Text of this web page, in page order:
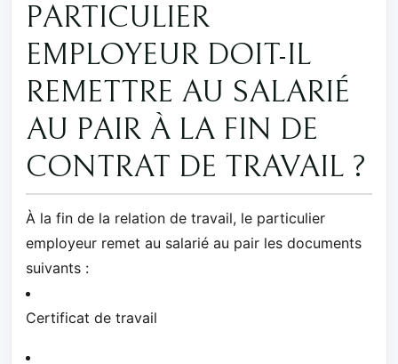
PARTICULIER
EMPLOYEUR DOIT-IL
REMETTRE AU SALARIÉ
AU PAIR À LA FIN DE
CONTRAT DE TRAVAIL ?
À la fin de la relation de travail, le particulier
employeur remet au salarié au pair les documents
suivants :
Certificat de travail